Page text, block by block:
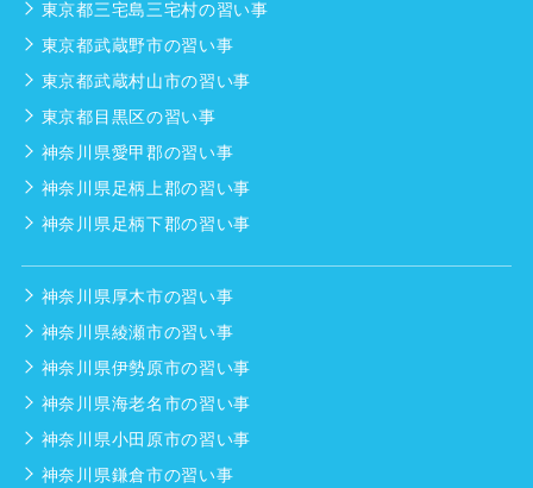
東京都三宅島三宅村の習い事
東京都武蔵野市の習い事
東京都武蔵村山市の習い事
東京都目黒区の習い事
神奈川県愛甲郡の習い事
神奈川県足柄上郡の習い事
神奈川県足柄下郡の習い事
神奈川県厚木市の習い事
神奈川県綾瀬市の習い事
神奈川県伊勢原市の習い事
神奈川県海老名市の習い事
神奈川県小田原市の習い事
神奈川県鎌倉市の習い事